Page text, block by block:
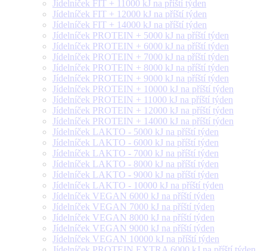
Jídelníček FIT + 11000 kJ na příští týden
Jídelníček FIT + 12000 kJ na příští týden
Jídelníček FIT + 14000 kJ na příští týden
Jídelníček PROTEIN + 5000 kJ na příští týden
Jídelníček PROTEIN + 6000 kJ na příští týden
Jídelníček PROTEIN + 7000 kJ na příští týden
Jídelníček PROTEIN + 8000 kJ na příští týden
Jídelníček PROTEIN + 9000 kJ na příští týden
Jídelníček PROTEIN + 10000 kJ na příští týden
Jídelníček PROTEIN + 11000 kJ na příští týden
Jídelníček PROTEIN + 12000 kJ na příští týden
Jídelníček PROTEIN + 14000 kJ na příští týden
Jídelníček LAKTO - 5000 kJ na příští týden
Jídelníček LAKTO - 6000 kJ na příští týden
Jídelníček LAKTO - 7000 kJ na příští týden
Jídelníček LAKTO - 8000 kJ na příští týden
Jídelníček LAKTO - 9000 kJ na příští týden
Jídelníček LAKTO - 10000 kJ na příští týden
Jídelníček VEGAN 6000 kJ na příští týden
Jídelníček VEGAN 7000 kJ na příští týden
Jídelníček VEGAN 8000 kJ na příští týden
Jídelníček VEGAN 9000 kJ na příští týden
Jídelníček VEGAN 10000 kJ na příští týden